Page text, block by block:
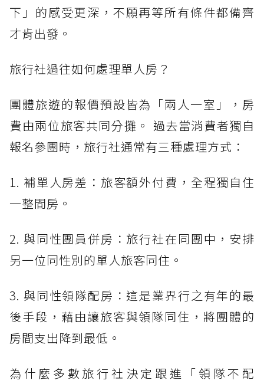
下」的感受更深，不願再等所有條件都備齊
才肯出發。
旅行社過往如何處理單人房？
團體旅遊的報價預設皆為「兩人一室」，房
費由兩位旅客共同分攤。 過去當消費者獨自
報名參團時，旅行社通常有三種處理方式：
1. 補單人房差：旅客額外付費，全程獨自住
一整間房。
2. 與同性團員併房：旅行社在同團中，安排
另一位同性別的單人旅客同住。
3. 與同性領隊配房：這是業界行之有年的最
後手段，藉由讓旅客與領隊同住，將團體的
房間支出降到最低。
為什麼多數旅行社決定跟進「領隊不配